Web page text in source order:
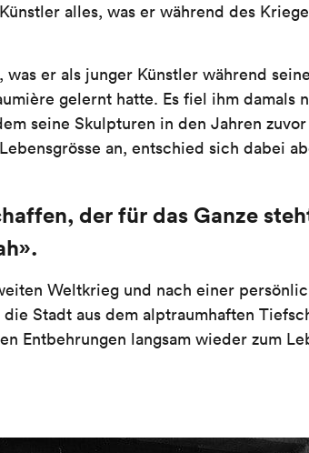
alles, was er während des
er als junger Künstler während
gelernt hatte. Es fiel ihm damals
seine Skulpturen in den Jahren
an, entschied sich dabei
der für das Ganze
Weltkrieg und nach einer
Stadt aus dem alptraumhaften
Entbehrungen langsam wieder zum